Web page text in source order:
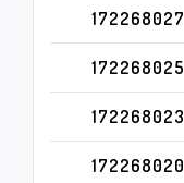
172268027
172268025
172268023
172268020